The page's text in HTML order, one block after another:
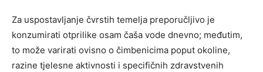
Za uspostavljanje čvrstih temelja preporučljivo je
konzumirati otprilike osam čaša vode dnevno; međutim,
to može varirati ovisno o čimbenicima poput okoline,
razine tjelesne aktivnosti i specifičnih zdravstvenih